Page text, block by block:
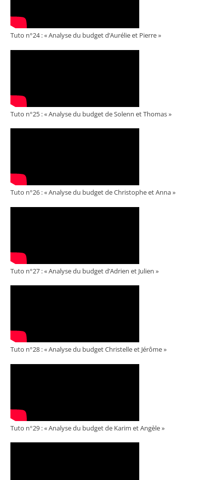
Tuto n°24 : « Analyse du budget d’Aurélie et Pierre »
Tuto n°25 : « Analyse du budget de Solenn et Thomas »
Tuto n°26 : « Analyse du budget de Christophe et Anna »
Tuto n°27 : « Analyse du budget d’Adrien et Julien »
Tuto n°28 : « Analyse du budget Christelle et Jérôme »
Tuto n°29 : « Analyse du budget de Karim et Angèle »